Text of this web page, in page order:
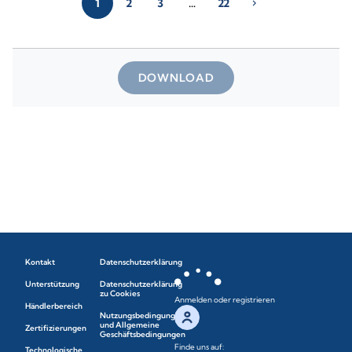
1 2 3 … 22 chevron_right
DOWNLOAD
Kontakt
Unterstützung
Händlerbereich
Zertifizierungen
Datenschutzerklärung
Datenschutzerklärung
zu Cookies
Nutzungsbedingungen
und Allgemeine
Geschäftsbedingungen
Anmelden oder registrieren
Finde uns auf: